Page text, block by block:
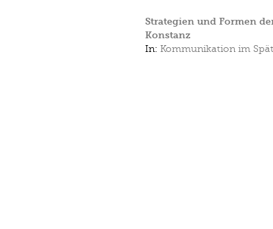
Strategien und Formen
Konstanz
In: Kommunikation im